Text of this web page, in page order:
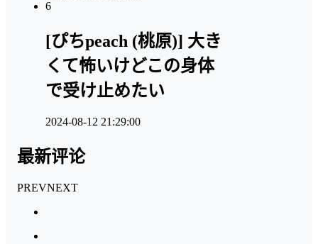
6
[ぴちpeach (桃原)] 大き
くて怖いけどこの身体
で受け止めたい
2024-08-12 21:29:00
最新评论
PREVNEXT